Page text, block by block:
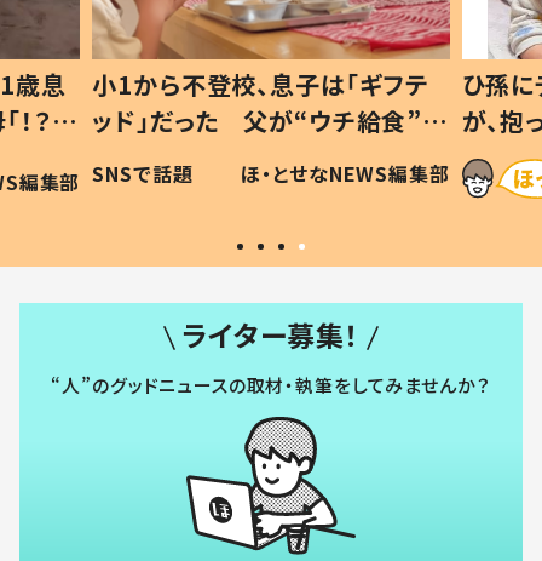
歳息
？」
編集部
小1から不登校、息子は「ギフテ
ッド」だった 父が“ウチ給食”を
作り続ける理由とは #令和の親
#令和の子
SNSで話題 ほ・とせなNEWS編集部
ひ孫
が、
「涙が
い」
ライター募集！
“人”のグッドニュースの取材・執筆をしてみませんか？